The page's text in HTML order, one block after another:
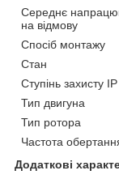
Середнє
на відмову
Спосіб монтажу
Стан
Ступінь захисту IP
Тип двигуна
Тип ротора
Частота
Додаткові